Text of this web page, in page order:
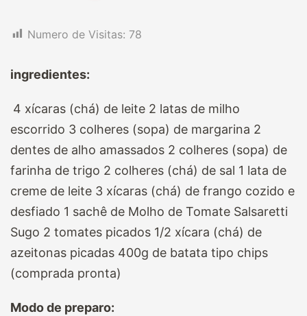
Numero de Visitas: 78
ingredientes:
4 xícaras (chá) de leite 2 latas de milho
escorrido 3 colheres (sopa) de margarina 2
dentes de alho amassados 2 colheres (sopa) de
farinha de trigo 2 colheres (chá) de sal 1 lata de
creme de leite 3 xícaras (chá) de frango cozido e
desfiado 1 sachê de Molho de Tomate Salsaretti
Sugo 2 tomates picados 1/2 xícara (chá) de
azeitonas picadas 400g de batata tipo chips
(comprada pronta)
Modo de preparo: